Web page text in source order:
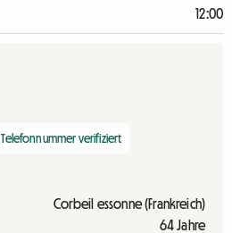
12:00
Telefonnummer verifiziert
Corbeil essonne (Frankreich)
64 Jahre